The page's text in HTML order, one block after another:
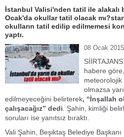
İstanbul Valisi'nden tatil ile alakalı
Ocak'da okullar tatil olacak
okulların tatil edilip edilmemesi
yaptı.
08 Ocak
habere
olmazsa
edilmeyeceğini belirterek, “İnşallah
çalışacağız” dedi . Şahin, kimliği
soruları ise yanıtsız bıraktı.
Vali Şahin, Beşiktaş Belediye Başkanı